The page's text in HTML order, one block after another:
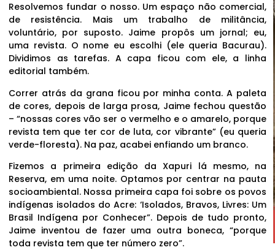
Resolvemos fundar o nosso. Um espaço não comercial,
de resistência. Mais um trabalho de militância,
voluntário, por suposto. Jaime propôs um jornal; eu,
uma revista. O nome eu escolhi (ele queria Bacurau).
Dividimos as tarefas. A capa ficou com ele, a linha
editorial também.
Correr atrás da grana ficou por minha conta. A paleta
de cores, depois de larga prosa, Jaime fechou questão
– “nossas cores vão ser o vermelho e o amarelo, porque
revista tem que ter cor de luta, cor vibrante” (eu queria
verde-floresta). Na paz, acabei enfiando um branco.
Fizemos a primeira edição da Xapuri lá mesmo, na
Reserva, em uma noite. Optamos por centrar na pauta
socioambiental. Nossa primeira capa foi sobre os povos
indígenas isolados do Acre: ‘Isolados, Bravos, Livres: Um
Brasil Indígena por Conhecer”. Depois de tudo pronto,
Jaime inventou de fazer uma outra boneca, “porque
toda revista tem que ter número zero”.